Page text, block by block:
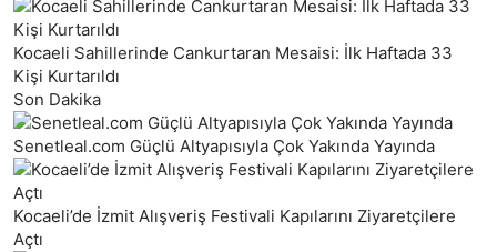
Kocaeli Sahillerinde Cankurtaran Mesaisi: İlk Haftada 33
Kişi Kurtarıldı
Son Dakika
Senetleal.com Güçlü Altyapısıyla Çok Yakında Yayında
Kocaeli’de İzmit Alışveriş Festivali Kapılarını Ziyaretçilere
Açtı